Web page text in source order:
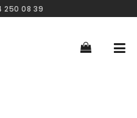
250 08 39